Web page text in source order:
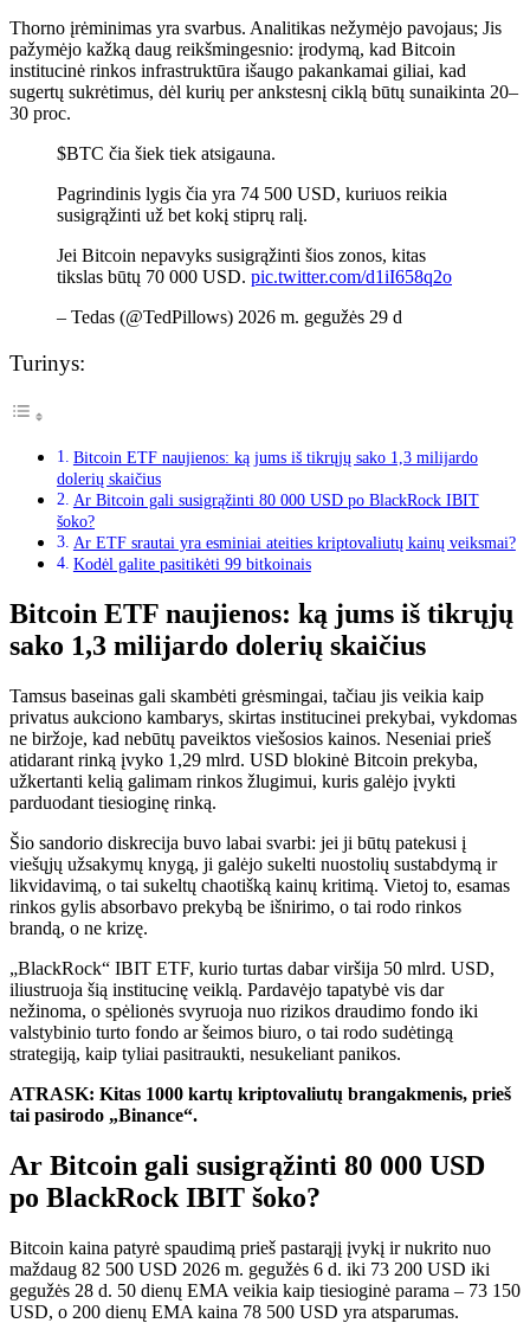
Thorno įrėminimas yra svarbus. Analitikas nežymėjo pavojaus; Jis
pažymėjo kažką daug reikšmingesnio: įrodymą, kad Bitcoin
institucinė rinkos infrastruktūra išaugo pakankamai giliai, kad
sugertų sukrėtimus, dėl kurių per ankstesnį ciklą būtų sunaikinta 20–
30 proc.
$BTC čia šiek tiek atsigauna.
Pagrindinis lygis čia yra 74 500 USD, kuriuos reikia
susigrąžinti už bet kokį stiprų ralį.
Jei Bitcoin nepavyks susigrąžinti šios zonos, kitas
tikslas būtų 70 000 USD. pic.twitter.com/d1iI658q2o
– Tedas (@TedPillows) 2026 m. gegužės 29 d
Turinys:
Bitcoin ETF naujienos: ką jums iš tikrųjų sako 1,3 milijardo
dolerių skaičius
Ar Bitcoin gali susigrąžinti 80 000 USD po BlackRock IBIT
šoko?
Ar ETF srautai yra esminiai ateities kriptovaliutų kainų veiksmai?
Kodėl galite pasitikėti 99 bitkoinais
Bitcoin ETF naujienos: ką jums iš tikrųjų
sako 1,3 milijardo dolerių skaičius
Tamsus baseinas gali skambėti grėsmingai, tačiau jis veikia kaip
privatus aukciono kambarys, skirtas institucinei prekybai, vykdomas
ne biržoje, kad nebūtų paveiktos viešosios kainos. Neseniai prieš
atidarant rinką įvyko 1,29 mlrd. USD blokinė Bitcoin prekyba,
užkertanti kelią galimam rinkos žlugimui, kuris galėjo įvykti
parduodant tiesioginę rinką.
Šio sandorio diskrecija buvo labai svarbi: jei ji būtų patekusi į
viešųjų užsakymų knygą, ji galėjo sukelti nuostolių sustabdymą ir
likvidavimą, o tai sukeltų chaotišką kainų kritimą. Vietoj to, esamas
rinkos gylis absorbavo prekybą be išnirimo, o tai rodo rinkos
brandą, o ne krizę.
„BlackRock“ IBIT ETF, kurio turtas dabar viršija 50 mlrd. USD,
iliustruoja šią institucinę veiklą. Pardavėjo tapatybė vis dar
nežinoma, o spėlionės svyruoja nuo rizikos draudimo fondo iki
valstybinio turto fondo ar šeimos biuro, o tai rodo sudėtingą
strategiją, kaip tyliai pasitraukti, nesukeliant panikos.
ATRASK: Kitas 1000 kartų kriptovaliutų brangakmenis, prieš
tai pasirodo „Binance“.
Ar Bitcoin gali susigrąžinti 80 000 USD
po BlackRock IBIT šoko?
Bitcoin kaina patyrė spaudimą prieš pastarąjį įvykį ir nukrito nuo
maždaug 82 500 USD 2026 m. gegužės 6 d. iki 73 200 USD iki
gegužės 28 d. 50 dienų EMA veikia kaip tiesioginė parama – 73 150
USD, o 200 dienų EMA kaina 78 500 USD yra atsparumas.